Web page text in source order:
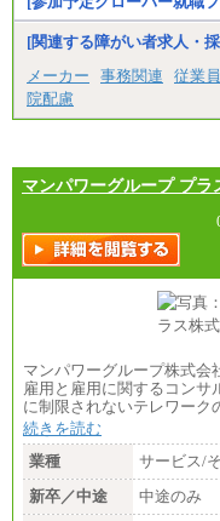
[関連する障がい者求人・
メーカー
事務関連 従業
院配慮
マンパワーグループ プラ
マンパワーグループ株式会
雇用と雇用に関するコンサ
に制限されないテレワーク
続きを読む
業種
サービス/
新卒／中途
中途のみ